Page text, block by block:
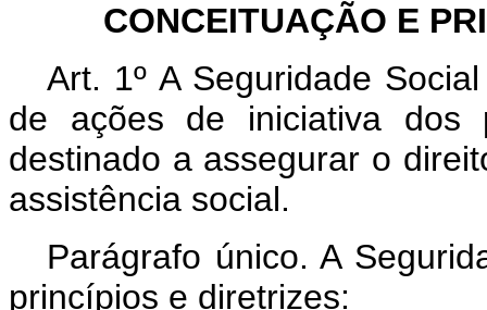
CONCEITUAÇÃO E
Art. 1º A Seguridade
de ações de iniciativa dos
destinado a assegurar o
assistência social.
Parágrafo único. A
princípios e diretrizes: